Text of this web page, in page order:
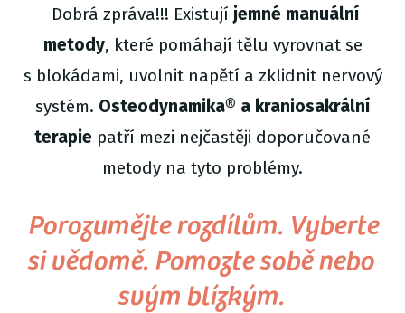
Dobrá zpráva!!! Existují jemné manuální
metody, které pomáhají tělu vyrovnat se
s blokádami, uvolnit napětí a zklidnit nervový
systém. Osteodynamika® a kraniosakrální
terapie patří mezi nejčastěji doporučované
metody na tyto problémy.
Porozumějte rozdílům. Vyberte
si vědomě. Pomozte sobě nebo
svým blízkým.